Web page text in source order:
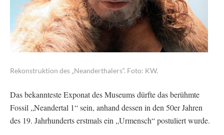
Rekonstruktion des „Neanderthalers“. Foto: KW.
Das bekannteste Exponat des Museums dürfte das berühmte
Fossil „Neandertal 1“ sein, anhand dessen in den 50er Jahren
des 19. Jahrhunderts erstmals ein „Urmensch“ postuliert wurde.